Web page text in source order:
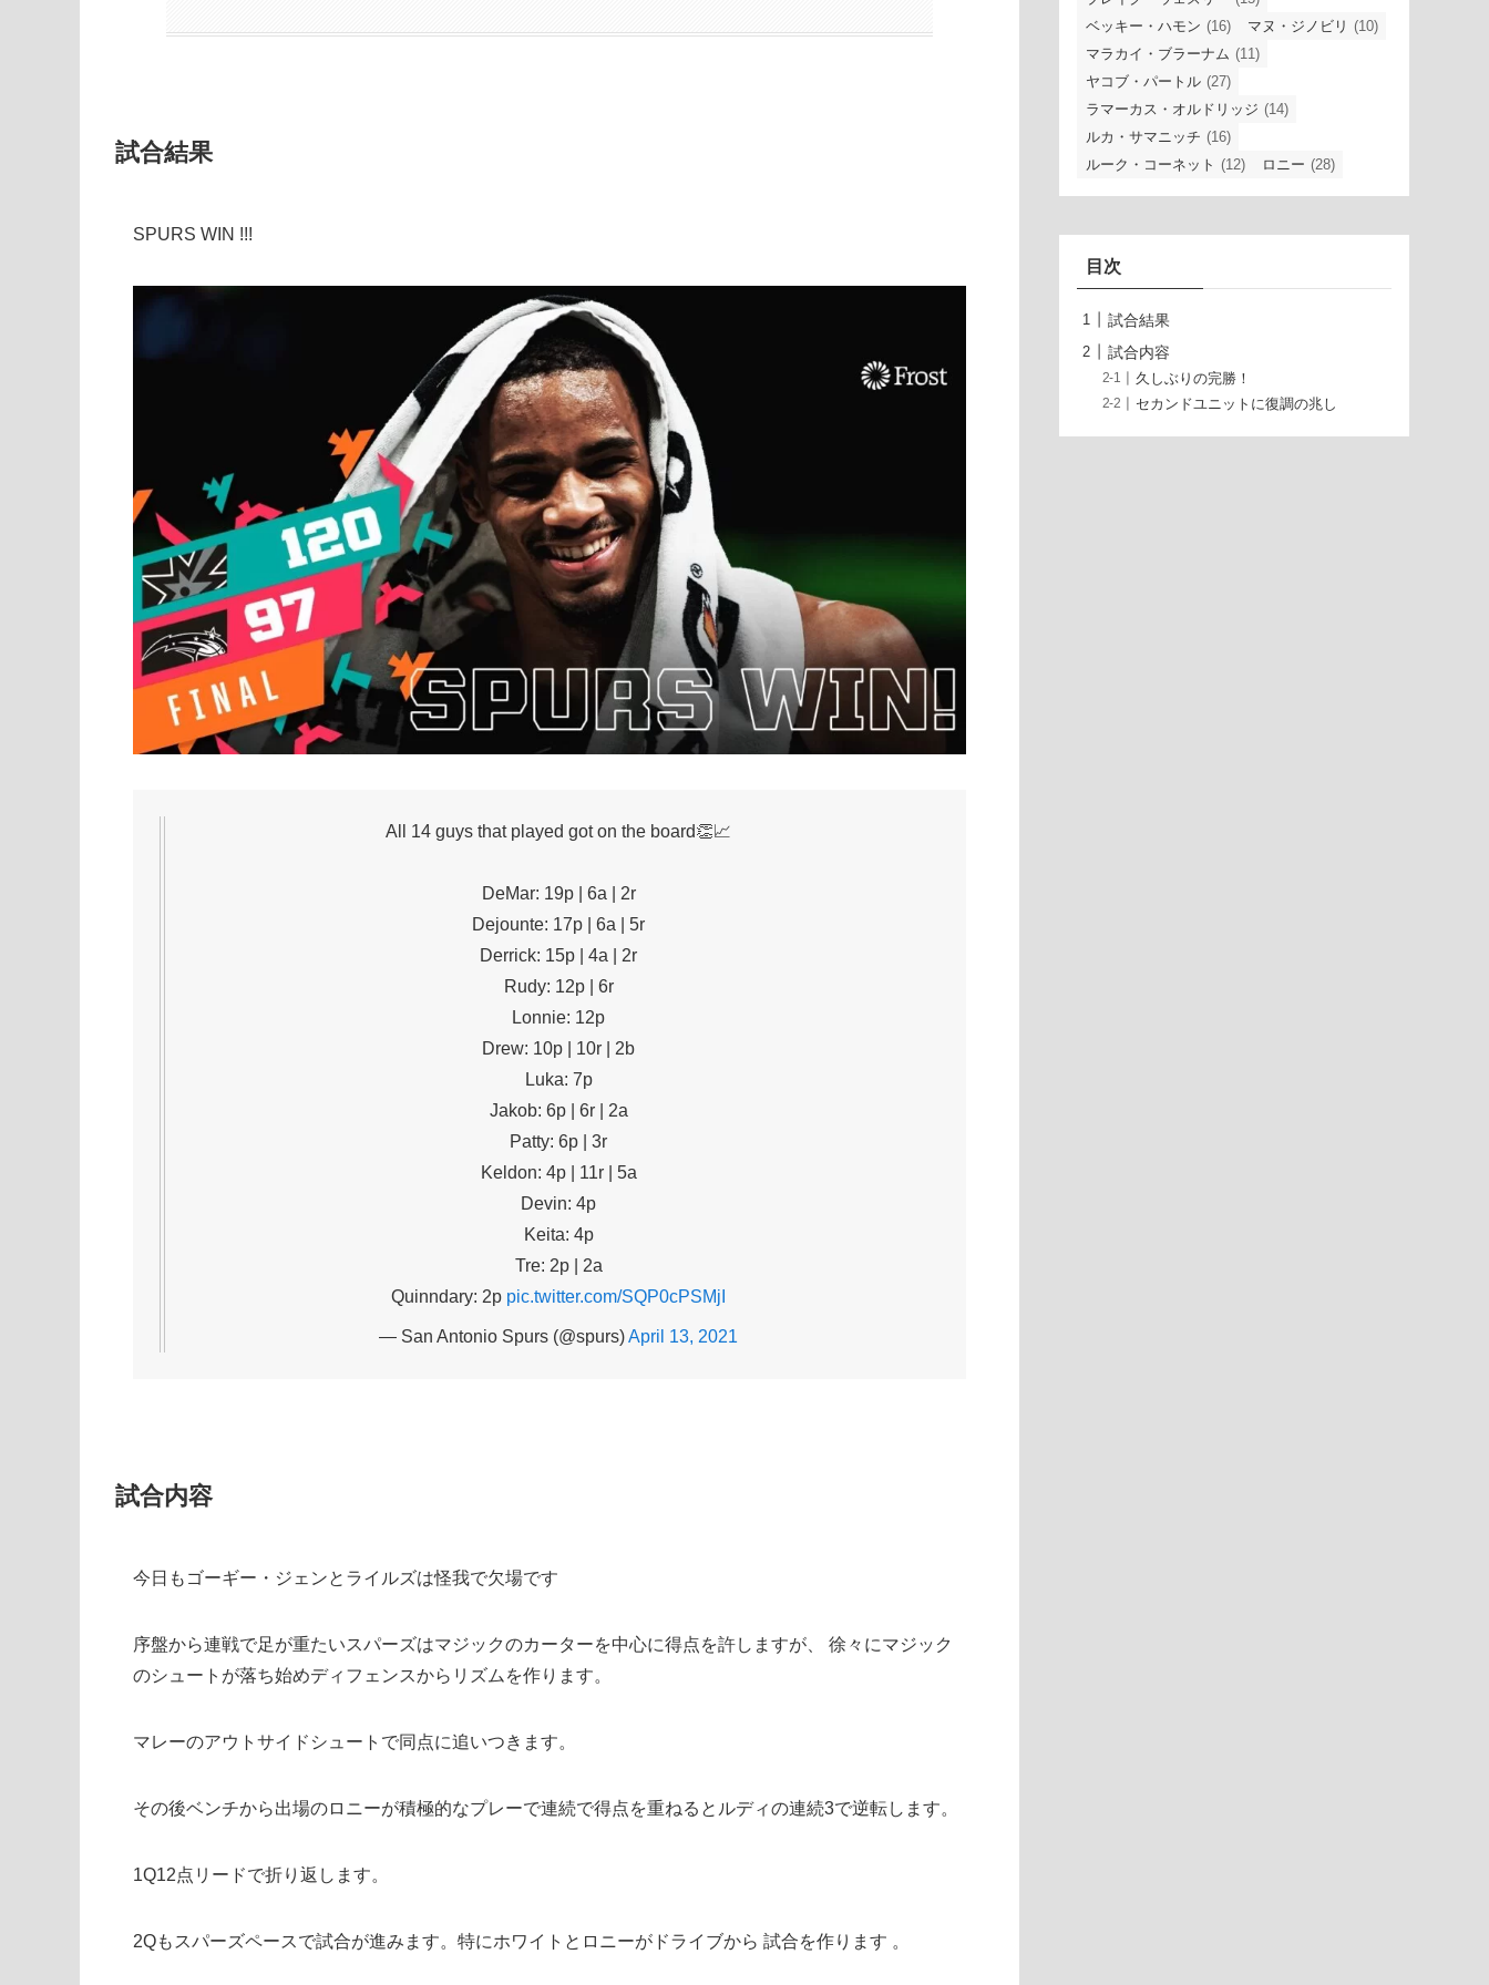
試合結果
SPURS WIN !!!
All 14 guys that played got on the board👏📈
DeMar: 19p | 6a | 2r
Dejounte: 17p | 6a | 5r
Derrick: 15p | 4a | 2r
Rudy: 12p | 6r
Lonnie: 12p
Drew: 10p | 10r | 2b
Luka: 7p
Jakob: 6p | 6r | 2a
Patty: 6p | 3r
Keldon: 4p | 11r | 5a
Devin: 4p
Keita: 4p
Tre: 2p | 2a
Quinndary: 2p pic.twitter.com/SQP0cPSMjI
— San Antonio Spurs (@spurs)April 13, 2021
試合内容
今日もゴーギー・ジェンとライルズは怪我で欠場です
序盤から連戦で足が重たいスパーズはマジックのカーターを中心に得点を許しますが、 徐々にマジック
のシュートが落ち始めディフェンスからリズムを作ります。
マレーのアウトサイドシュートで同点に追いつきます。
その後ベンチから出場のロニーが積極的なプレーで連続で得点を重ねるとルディの連続3で逆転します。
1Q12点リードで折り返します。
2Qもスパーズペースで試合が進みます。特にホワイトとロニーがドライブから 試合を作ります 。
ベッキー・ハモン (16) マヌ・ジノビリ (10)
マラカイ・ブラーナム (11)
ヤコブ・パートル (27)
ラマーカス・オルドリッジ (14)
ルカ・サマニッチ (16)
ルーク・コーネット (12) ロニー (28)
目次
試合結果
試合内容
久しぶりの完勝！
セカンドユニットに復調の兆し